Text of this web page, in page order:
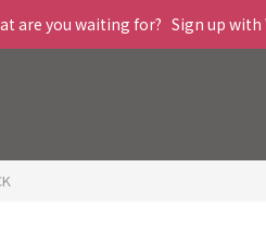
are you waiting for?   Sign up